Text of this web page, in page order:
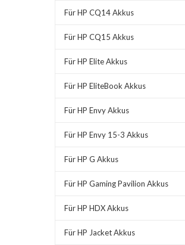
Für HP CQ14 Akkus
Für HP CQ15 Akkus
Für HP Elite Akkus
Für HP EliteBook Akkus
Für HP Envy Akkus
Für HP Envy 15-3 Akkus
Für HP G Akkus
Für HP Gaming Pavilion Akkus
Für HP HDX Akkus
Für HP Jacket Akkus